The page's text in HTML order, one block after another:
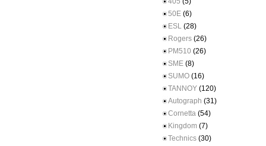
50E (6)
ESL (28)
Rogers (26)
PM510 (26)
SME (8)
SUMO (16)
TANNOY (120)
Autograph (31)
Cornetta (54)
Kingdom (7)
Technics (30)